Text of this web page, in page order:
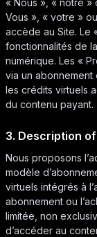
« Nous », « notre »
Vous », « votre »
accède au Site. Le
fonctionnalités de
numérique. Les «
via un abonnement
les crédits virtuels
du contenu payant.
3. Description
Nous proposons
modèle
virtuels intégrés à
abonnement ou
limitée, non
d’accéder au